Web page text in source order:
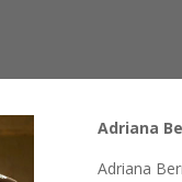
Adriana
Adriana